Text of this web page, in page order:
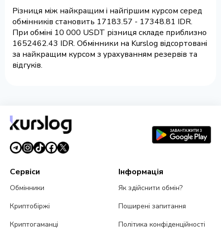
Різниця між найкращим і найгіршим курсом серед
обмінників становить 17183.57 - 17348.81 IDR.
При обміні 10 000 USDT різниця складе приблизно
1652462.43 IDR. Обмінники на Kurslog відсортовані
за найкращим курсом з урахуванням резервів та
відгуків.
Сервіси
Обмінники
Криптобіржі
Криптогаманці
Інформація
Як здійснити обмін?
Поширені запитання
Політика конфіденційності